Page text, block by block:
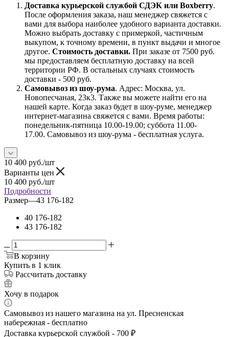
Доставка курьерской службой СДЭК или Boxberry.
После оформления заказа, наш менеджер свяжется с
вами для выбора наиболее удобного варианта доставки.
Можно выбрать доставку с примеркой, частичным
выкупом, к точному времени, в пункт выдачи и многое
другое. Стоимость доставки. При заказе от 7500 руб.
мы предоставляем бесплатную доставку на всей
территории РФ. В остальных случаях стоимость
доставки - 500 руб.
Самовывоз из шоу-рума. Адрес: Москва, ул.
Новопесчаная, 23к3. Также вы можете найти его на
нашей карте. Когда заказ будет в шоу-руме, менеджер
интернет-магазина свяжется с вами. Время работы:
понедельник-пятница 10.00-19.00; суббота 11.00-
17.00. Самовывоз из шоу-рума - бесплатная услуга.
10 400 руб./шт
Варианты цен
10 400 руб./шт
Подробности
Размер—43 176-182
40 176-182
43 176-182
В корзину
Купить в 1 клик
Рассчитать доставку
Хочу в подарок
Самовывоз из нашего магазина на ул. Пресненская
набережная - бесплатно
Доставка курьерской службой - 700 ₽